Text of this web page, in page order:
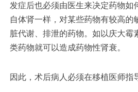
发症后也必须由医生来决定药物如
自体肾一样，对某些药物有较高的
脏代谢、排泄的药物。如以庆大霉
类药物就可以造成药物性肾衰。
因此，术后病人必须在移植医师指